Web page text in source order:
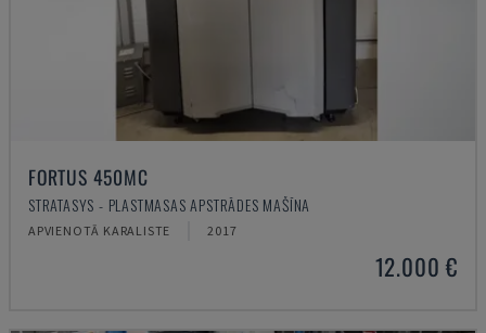
FORTUS 450MC
STRATASYS - PLASTMASAS APSTRĀDES MAŠĪNA
APVIENOTĀ KARALISTE 2017
12.000 €